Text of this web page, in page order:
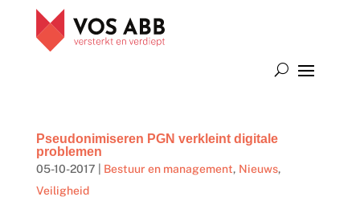
Pseudonimiseren PGN verkleint digitale
problemen
05-10-2017 Bestuur en management, Nieuws,
Veiligheid